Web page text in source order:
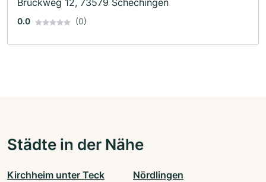
Bruckweg 12, 73579 Schechingen
0.0 (0)
Städte in der Nähe
Kirchheim unter Teck Nördlingen